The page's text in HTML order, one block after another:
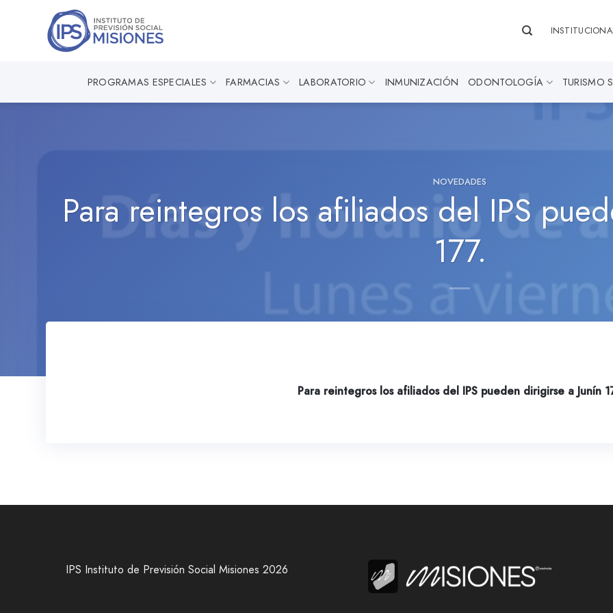
PROGRAMAS ESPECIALES FARMACIAS LABORATORIO INMUNIZACIÓN ODONTOLOGÍA TURISMO
NOVEDADES
Para reintegros los afiliados del IPS
177.
Para reintegros los afiliados del IPS pueden dirigirse a Junín
IPS Instituto de Previsión Social Misiones 2026